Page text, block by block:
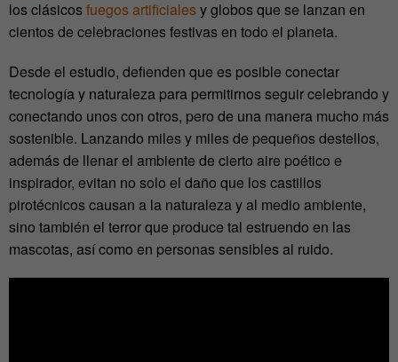
los clásicosfuegos artificialesy globos que se lanzan en
cientos de celebraciones festivas en todo el planeta.
Desde el estudio, defienden que es posible conectar
tecnología y naturaleza para permitirnos seguir celebrando y
conectando unos con otros, pero de una manera mucho más
sostenible. Lanzando miles y miles de pequeños destellos,
además de llenar el ambiente de cierto aire poético e
inspirador, evitan no solo el daño que los castillos
pirotécnicos causan a la naturaleza y al medio ambiente,
sino también el terror que produce tal estruendo en las
mascotas, así como en personas sensibles al ruido.